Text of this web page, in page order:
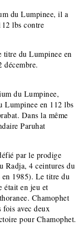
du Lumpinee, il a
lbs contre
titre du Lumpinee en
décembre.
du Lumpinee,
Lumpinee en 112 lbs
Dans la même
Paruhat
par le prodige
Radja, 4 ceintures du
1985). Le titre du
était en jeu et
Chamophet
avec deux
pour Chamophet.